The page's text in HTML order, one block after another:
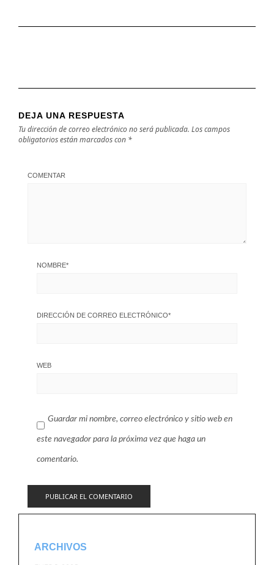
DEJA UNA RESPUESTA
Tu dirección de correo electrónico no será publicada. Los campos
obligatorios están marcados con *
COMENTAR
NOMBRE*
DIRECCIÓN DE CORREO ELECTRÓNICO*
WEB
Guardar mi nombre, correo electrónico y sitio web en
este navegador para la próxima vez que haga un
comentario.
ARCHIVOS